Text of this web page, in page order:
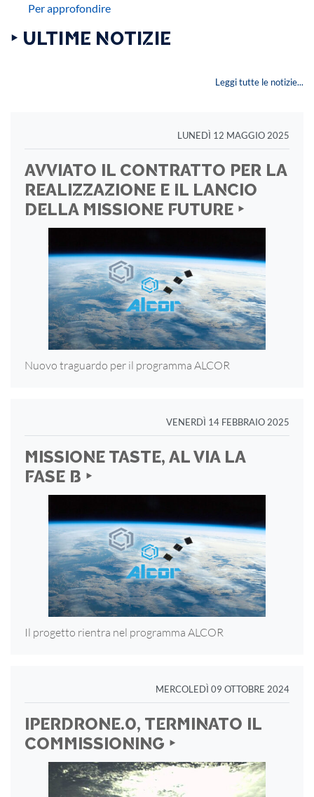
Per approfondire
‣ ULTIME NOTIZIE
Leggi tutte le notizie...
LUNEDÌ 12 MAGGIO 2025
AVVIATO IL CONTRATTO PER LA
REALIZZAZIONE E IL LANCIO
DELLA MISSIONE FUTURE ‣
Nuovo traguardo per il programma ALCOR
VENERDÌ 14 FEBBRAIO 2025
MISSIONE TASTE, AL VIA LA
FASE B ‣
Il progetto rientra nel programma ALCOR
MERCOLEDÌ 09 OTTOBRE 2024
IPERDRONE.0, TERMINATO IL
COMMISSIONING ‣